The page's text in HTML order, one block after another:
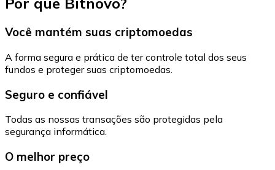
Você mantém suas criptomoedas
A forma segura e prática de ter controle total dos seus
fundos e proteger suas criptomoedas.
Seguro e confiável
Todas as nossas transações são protegidas pela
segurança informática.
O melhor preço